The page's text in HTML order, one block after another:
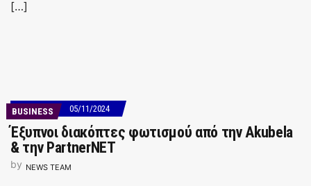
[…]
BUSINESS 05/11/2024
Έξυπνοι διακόπτες φωτισμού από την Akubela
& την PartnerNET
by NEWS TEAM